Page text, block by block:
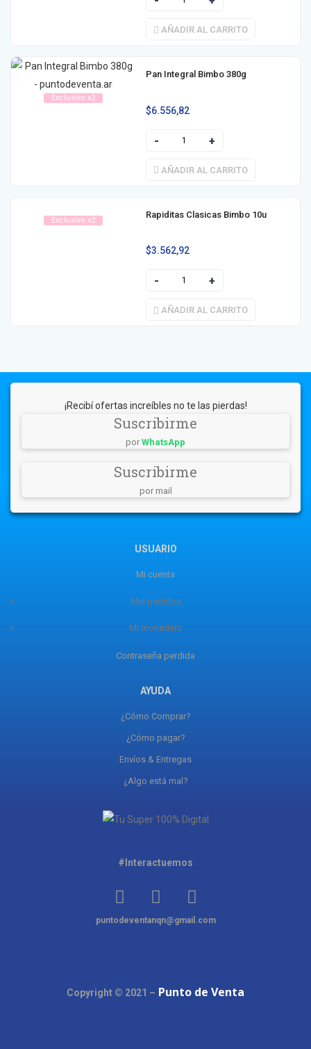
AÑADIR AL CARRITO
Exclusivo x2
Pan Integral Bimbo 380g
$6.556,82
AÑADIR AL CARRITO
Exclusivo x2
Rapiditas Clasicas Bimbo 10u
$3.562,92
AÑADIR AL CARRITO
¡Recibí ofertas increíbles no te las pierdas!
Suscribirme
por WhatsApp
Suscribirme
por mail
USUARIO
Mi cuenta
Mis pedidos
Mi monedero
Contraseña perdida
AYUDA
¿Cómo Comprar?
¿Cómo pagar?
Envíos & Entregas
¿Algo está mal?
#Interactuemos
puntodeventanqn@gmail.com
Copyright © 2021 – Punto de Venta